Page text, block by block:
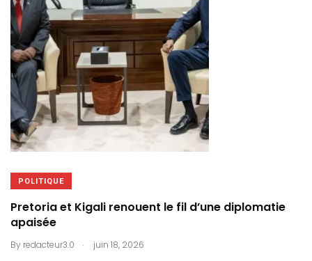
POLITIQUE
Pretoria et Kigali renouent le fil d’une diplomatie
apaisée
By redacteur3.0 . juin 18, 2026